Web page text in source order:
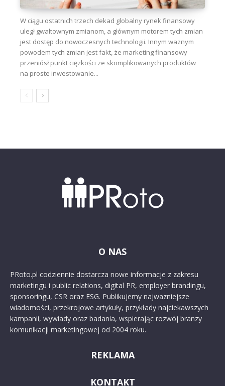
W ciągu ostatnich trzech dekad globalny rynek finansowy
uległ gwałtownym zmianom, a głównym motorem tych zmian
jest dostęp do nowoczesnych technologii. Innym ważnym
powodem tych zmian jest fakt, że marketing finansowy
przeniósł punkt ciężkości ze skomplikowanych produktów
na proste inwestowanie...
O NAS
PRoto.pl codziennie dostarcza nowe informacje z zakresu
marketingu i public relations, digital PR, employer brandingu,
sponsoringu, CSR oraz ESG. Publikujemy najważniejsze
wiadomości, przekrojowe artykuły, przykłady najciekawszych
kampanii, wywiady oraz badania, wspierając rozwój branży
komunikacji marketingowej od 2004 roku.
REKLAMA
KONTAKT